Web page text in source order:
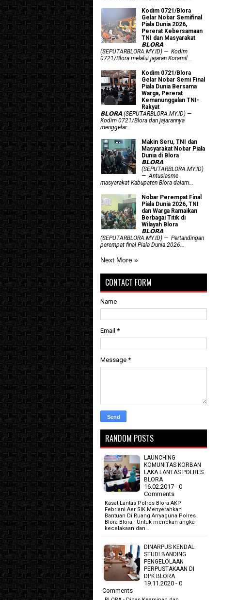
Kodim 0721/Blora
Gelar Nobar Semifinal
Piala Dunia 2026,
Pererat Kebersamaan
TNI dan Masyarakat
𝗕𝗟𝗢𝗥𝗔
(SEPUTARBLORA.MY.ID) — Kodim
0721/Blora melalui jajaran Koramil...
Kodim 0721/Blora
Gelar Nobar Semi Final
Piala Dunia Bersama
Warga, Pererat
Kemanunggalan TNI-
Rakyat
𝗕𝗟𝗢𝗥𝗔 (SEPUTARBLORA.MY.ID) —
Kodim 0721/Blora dan jajarannya
menggelar...
Makin Seru, TNI dan
Masyarakat Nobar Piala
Dunia di Blora
𝗕𝗟𝗢𝗥𝗔
(SEPUTARBLORA.MY.ID)
— Antusiasme
masyarakat Kabupaten Blora dalam...
Nobar Perempat Final
Piala Dunia 2026, TNI
dan Warga Ramaikan
Berbagai Titik di
Wilayah Blora
𝗕𝗟𝗢𝗥𝗔
(SEPUTARBLORA.MY.ID) — Pertandingan
perempat final Piala Dunia 2026...
Next More »
CONTACT FORM
Name
Email *
Message *
RANDOM POSTS
LAUNCHING
KOMUNITAS KORBAN
LAKA LANTAS POLRES
BLORA
16.02.2017 - 0
Comments
Kasat Lantas Polres Blora AKP
Febriani Aer SIK Menyerahkan
Bantuan Di Ruang Arryaguna Polres
Blora Blora,- Untuk menekan angka
kecelakaan dan…
DINARPUS KENDAL
STUDI BANDING
PENGELOLAAN
PERPUSTAKAAN DI
DPK BLORA
19.11.2020 - 0
Comments